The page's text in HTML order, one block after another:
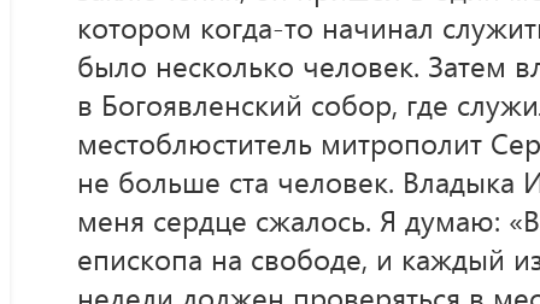
котором когда-то начинал
было несколько человек. Затем
в Богоявленский собор, где
местоблюститель митрополит
не больше ста человек. Владыка
меня сердце сжалось. Я думаю:
епископа на свободе, и каждый